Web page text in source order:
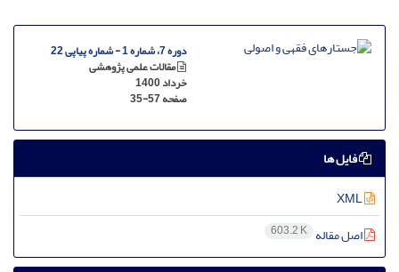
دوره 7، شماره 1 - شماره پیاپی 22
مقالات علمی پژوهشی
خرداد 1400
صفحه35-57
فایل ها
اصل مقاله 603.2 K